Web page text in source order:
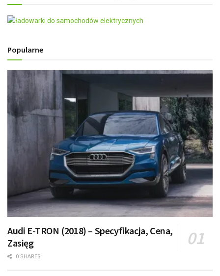
Popularne
Audi E-TRON (2018) – Specyfikacja, Cena,
Zasięg
0 SHARES